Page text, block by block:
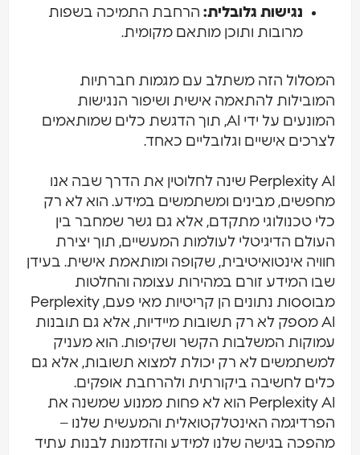
נגישות גלובלית: הרחבת התמיכה בשפות
מרובות ותוכן מותאם מקומית.
המסלול הזה משתלב עם מגמות חברתיות
המובילות להתאמה אישית ושיפור הנגישות
המונעים על ידי AI, תוך הדגשת כלים שמותאמים
לצרכים אישיים וגלובליים כאחד.
Perplexity AI שינה לחלוטין את הדרך שבה אנו
מחפשים, מבינים ומשתמשים במידע. הוא לא רק
כלי טכנולוגי מתקדם, אלא גם גשר שמחבר בין
העולם הדיגיטלי לעולמות המעשיים, תוך יצירת
חוויה אינטואיטיבית, שקופה ומותאמת אישית. בעידן
שבו המידע זורם במהירות עצומה והחלטות
מבוססות נתונים הן קריטיות מאי פעם, Perplexity
AI מספק לא רק תשובות מיידיות, אלא גם תובנות
עמוקות המשלבות הקשר ושקיפות. הוא מעניק
למשתמשים לא רק יכולת למצוא תשובות, אלא גם
כלים לחשיבה ביקורתית ולהרחבת אופקים.
Perplexity AI הוא לא פחות ממנוע שמשנה את
הפרדיגמה האינטלקטואלית והמעשית שלנו –
מהפכה בגישה שלנו למידע והזדמנות לבנות עתיד